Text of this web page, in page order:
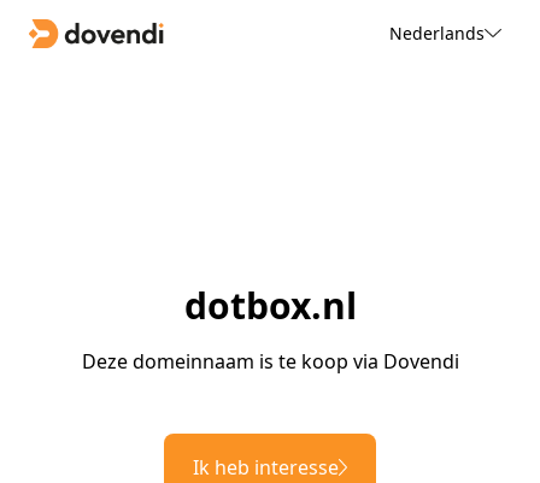
Nederlands
dotbox.nl
Deze domeinnaam is te koop via Dovendi
Ik heb interesse